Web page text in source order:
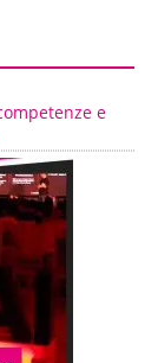
e